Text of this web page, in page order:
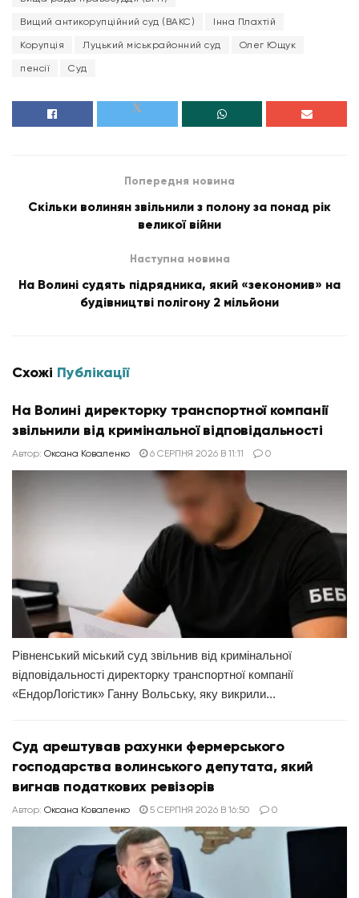
Вищий антикорупційний суд (ВАКС) Інна Плахтій
Корупція Луцький міськрайонний суд Олег Ющук
пенсії Суд
Попередня новина
Скільки волинян звільнили з полону за понад рік
великої війни
Наступна новина
На Волині судять підрядника, який «зекономив» на
будівництві полігону 2 мільйони
Схожі Публікації
На Волині директорку транспортної компанії
звільнили від кримінальної відповідальності
Автор: Оксана Коваленко 6 СЕРПНЯ 2026 В 11:11 0
Рівненський міський суд звільнив від кримінальної
відповідальності директорку транспортної компанії
«ЕндорЛогістик» Ганну Вольську, яку викрили...
Суд арештував рахунки фермерського
господарства волинського депутата, який
вигнав податкових ревізорів
Автор: Оксана Коваленко 5 СЕРПНЯ 2026 В 16:50 0